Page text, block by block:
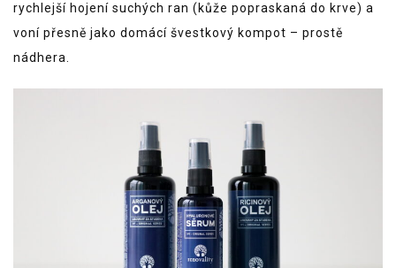
rychlejší hojení suchých ran (kůže popraskaná do krve) a
voní přesně jako domácí švestkový kompot – prostě
nádhera.